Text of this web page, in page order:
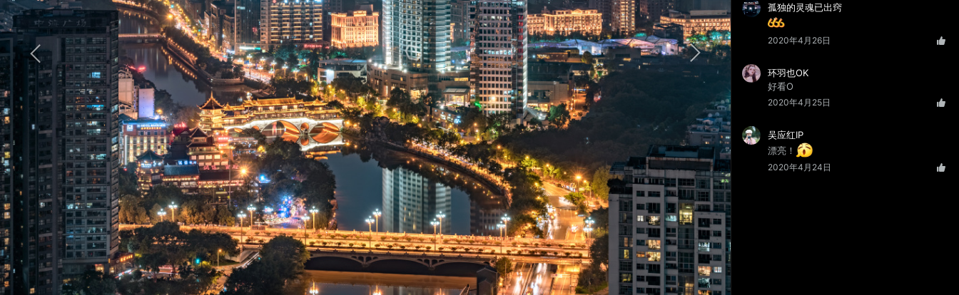
全部9条评论
同步到新浪微博 匿名评论
樊小喆
羡慕大佬阿玛尼江景房
2020年4月25日
CHAPA丨陈成
……不是。给阿玛尼样板间拍照的时候顺便拍的
孤独的灵魂已出窍
2020年4月26日
环羽也OK
好看O
2020年4月25日
吴应红IP
漂亮！
2020年4月24日